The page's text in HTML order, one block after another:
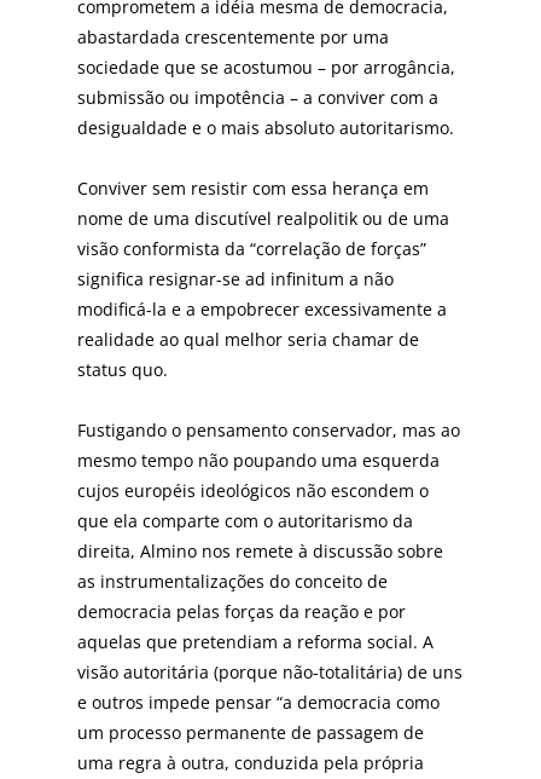
comprometem a idéia mesma de democracia,
abastardada crescentemente por uma
sociedade que se acostumou – por arrogância,
submissão ou impotência – a conviver com a
desigualdade e o mais absoluto autoritarismo.
Conviver sem resistir com essa herança em
nome de uma discutível realpolitik ou de uma
visão conformista da “correlação de forças”
significa resignar-se ad infinitum a não
modificá-la e a empobrecer excessivamente a
realidade ao qual melhor seria chamar de
status quo.
Fustigando o pensamento conservador, mas ao
mesmo tempo não poupando uma esquerda
cujos européis ideológicos não escondem o
que ela comparte com o autoritarismo da
direita, Almino nos remete à discussão sobre
as instrumentalizações do conceito de
democracia pelas forças da reação e por
aquelas que pretendiam a reforma social. A
visão autoritária (porque não-totalitária) de uns
e outros impede pensar “a democracia como
um processo permanente de passagem de
uma regra à outra, conduzida pela própria